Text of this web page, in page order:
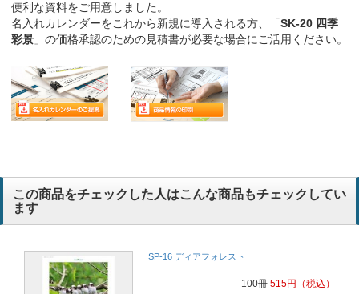
便利な資料をご用意しました。
名入れカレンダーをこれから新規に導入される方、「SK-20 四季
彩景 」の価格承認のための見積書が必要な場合にご活用ください。
この商品をチェックした人はこんな商品もチェックしてい
ます
SP-16 ディアフォレスト
100冊 515円 （税込）